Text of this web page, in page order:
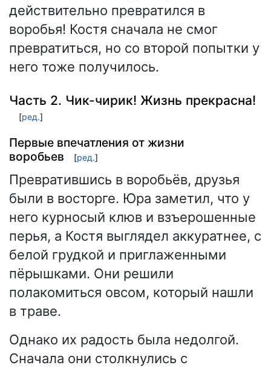
действительно превратился в
воробья! Костя сначала не смог
превратиться, но со второй попытки у
него тоже получилось.
Часть 2. Чик-чирик! Жизнь прекрасна!
[ред.]
Первые впечатления от жизни
воробьев
[ред.]
Превратившись в воробьёв, друзья
были в восторге. Юра заметил, что у
него курносый клюв и взъерошенные
перья, а Костя выглядел аккуратнее, с
белой грудкой и приглаженными
пёрышками. Они решили
полакомиться овсом, который нашли
в траве.
Однако их радость была недолгой.
Сначала они столкнулись с